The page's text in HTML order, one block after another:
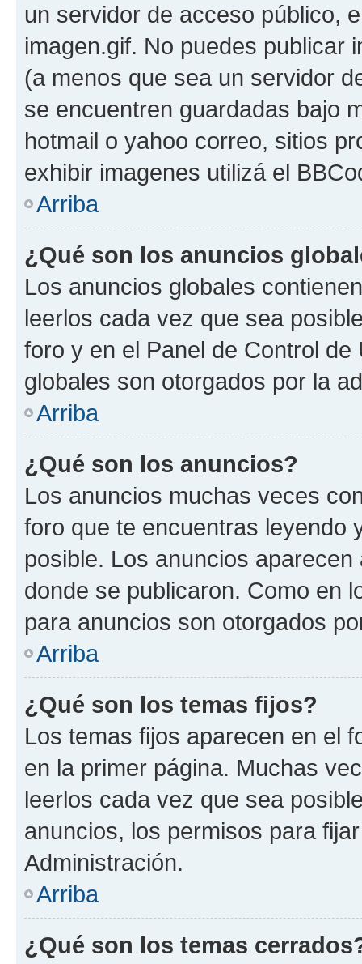
un servidor de acceso público,
imagen.gif. No puedes publicar
(a menos que sea un servidor
se encuentren guardadas bajo
hotmail o yahoo correo, sitios
exhibir imagenes utilizá el
Arriba
¿Qué son los anuncios
Los anuncios globales
leerlos cada vez que sea
foro y en el Panel de Control
globales son otorgados por la
Arriba
¿Qué son los anuncios?
Los anuncios muchas veces
foro que te encuentras leyendo
posible. Los anuncios
donde se publicaron. Como en
para anuncios son otorgados
Arriba
¿Qué son los temas fijos?
Los temas fijos aparecen en el
en la primer página. Muchas
leerlos cada vez que sea
anuncios, los permisos para
Administración.
Arriba
¿Qué son los temas